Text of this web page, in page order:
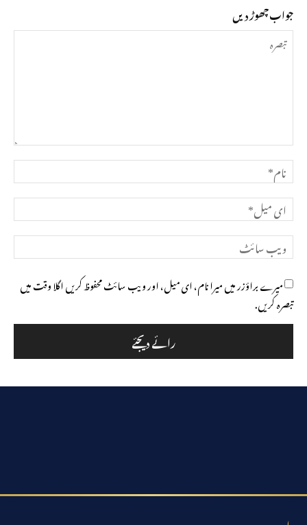
جواب چھوڑ دیں
تبصرہ
نام*
ای
میل*
ویب
سائٹ
میرے براؤزر میں میرا نام، ای میل، اور ویب سائٹ محفوظ کریں اگلا وقت میں
تبصرہ کریں.